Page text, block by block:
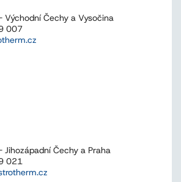
Čechy a Vysočina
007
Čechy a Praha
021